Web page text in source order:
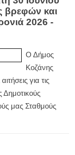
βρεφών και
2026 -
Ο Δήμος
Κοζάνης
για τις
μας Σταθμούς